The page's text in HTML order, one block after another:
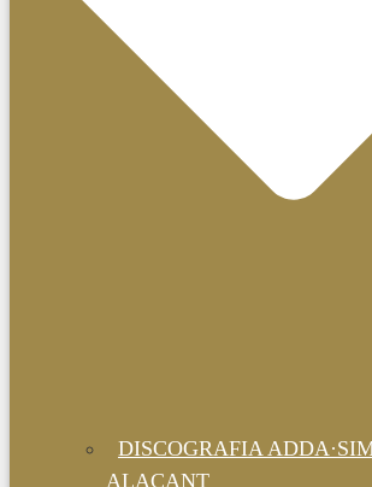
DISCOGRAFIA
ALACANT